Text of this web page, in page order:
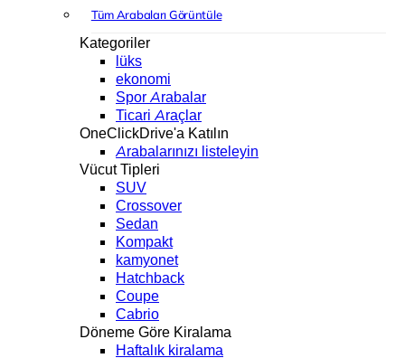
Tüm Arabaları Görüntüle
Kategoriler
lüks
ekonomi
Spor Arabalar
Ticari Araçlar
OneClickDrive'a Katılın
Arabalarınızı listeleyin
Vücut Tipleri
SUV
Crossover
Sedan
Kompakt
kamyonet
Hatchback
Coupe
Cabrio
Döneme Göre Kiralama
Haftalık kiralama